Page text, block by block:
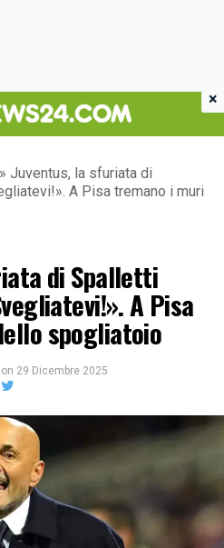
» Juventus, la sfuriata di
A Pisa tremano i muri
di Spalletti
A Pisa
spogliatoio
on 29 Dicembre 2025
×